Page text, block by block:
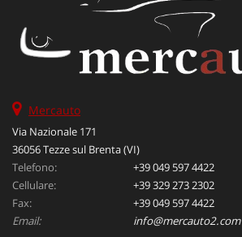
Mercauto
Via Nazionale 171
36056 Tezze sul Brenta (VI)
Telefono:
+39 049 597 4422
Cellulare:
+39 329 273 2302
Fax:
+39 049 597 4422
Email:
info@mercauto2.com